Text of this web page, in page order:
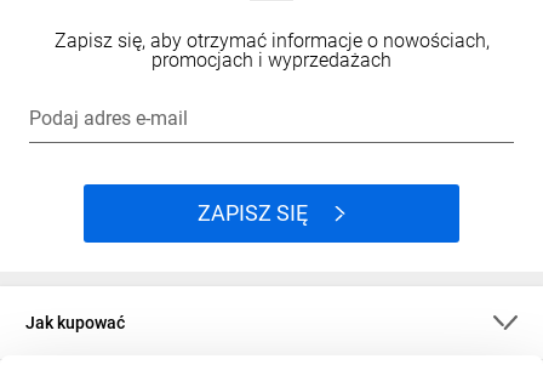
Zapisz się, aby otrzymać informacje o nowościach,
promocjach i wyprzedażach
Podaj adres e-mail
ZAPISZ SIĘ
Jak kupować